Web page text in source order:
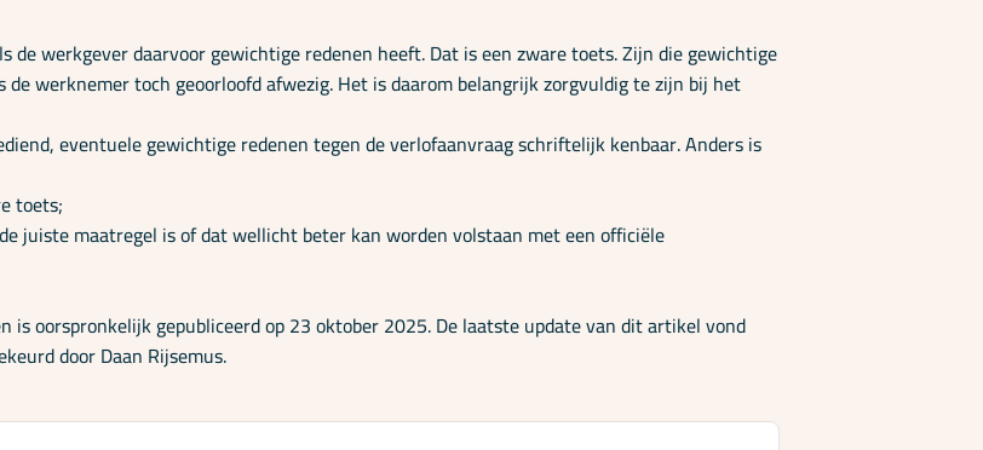
werkgever daarvoor gewichtige redenen heeft. Dat is een zware toets. Zijn die gewichtige
werknemer toch geoorloofd afwezig. Het is daarom belangrijk zorgvuldig te zijn bij het
eventuele gewichtige redenen tegen de verlofaanvraag schriftelijk kenbaar. Anders is
toets;
juiste maatregel is of dat wellicht beter kan worden volstaan met een officiële
is oorspronkelijk gepubliceerd op 23 oktober 2025. De laatste update van dit artikel vond
door Daan Rijsemus.